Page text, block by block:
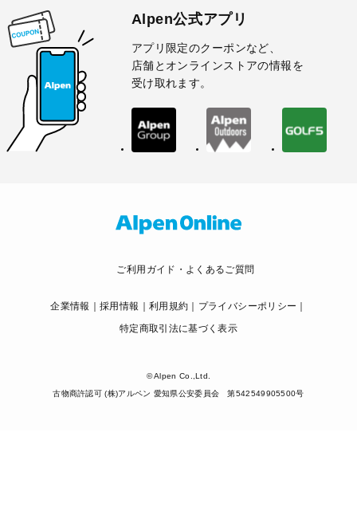
Alpen公式アプリ
アプリ限定のクーポンなど、
店舗とオンラインストアの情報を
受け取れます。
ご利用ガイド・よくあるご質問
企業情報 採用情報 利用規約
プライバシーポリシー
特定商取引法に基づく表示
© Alpen Co.,Ltd.
古物商許認可 (株)アルペン 愛知県公安委員会 第542549905500号